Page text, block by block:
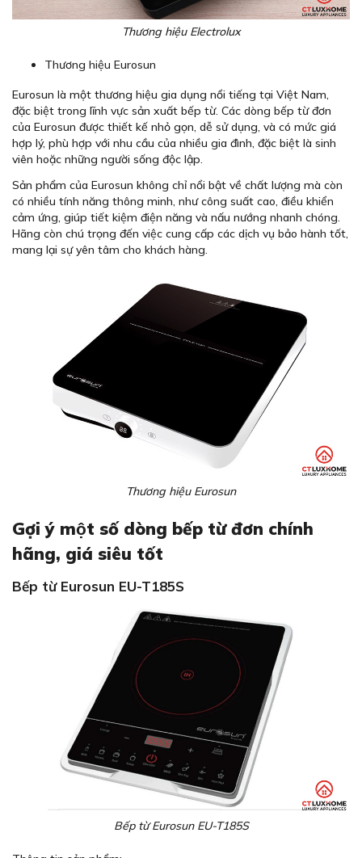
Thương hiệu Electrolux
Thương hiệu Eurosun
Eurosun là một thương hiệu gia dụng nổi tiếng tại Việt Nam,
đặc biệt trong lĩnh vực sản xuất bếp từ. Các dòng bếp từ đơn
của Eurosun được thiết kế nhỏ gọn, dễ sử dụng, và có mức giá
hợp lý, phù hợp với nhu cầu của nhiều gia đình, đặc biệt là sinh
viên hoặc những người sống độc lập.
Sản phẩm của Eurosun không chỉ nổi bật về chất lượng mà còn
có nhiều tính năng thông minh, như công suất cao, điều khiển
cảm ứng, giúp tiết kiệm điện năng và nấu nướng nhanh chóng.
Hãng còn chú trọng đến việc cung cấp các dịch vụ bảo hành tốt,
mang lại sự yên tâm cho khách hàng.
Thương hiệu Eurosun
Gợi ý một số dòng bếp từ đơn chính
hãng, giá siêu tốt
Bếp từ Eurosun EU-T185S
Bếp từ Eurosun EU-T185S